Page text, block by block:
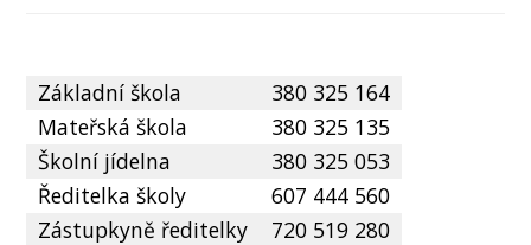
Základní škola
380 325 164
Mateřská škola
380 325 135
Školní jídelna
380 325 053
Ředitelka školy
607 444 560
Zástupkyně ředitelky
720 519 280